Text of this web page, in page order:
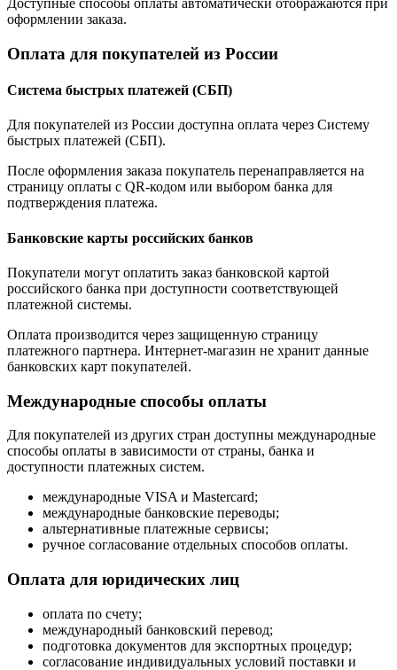
Доступные способы оплаты автоматически отображаются при
оформлении заказа.
Оплата для покупателей из России
Система быстрых платежей (СБП)
Для покупателей из России доступна оплата через Систему
быстрых платежей (СБП).
После оформления заказа покупатель перенаправляется на
страницу оплаты с QR-кодом или выбором банка для
подтверждения платежа.
Банковские карты российских банков
Покупатели могут оплатить заказ банковской картой
российского банка при доступности соответствующей
платежной системы.
Оплата производится через защищенную страницу
платежного партнера. Интернет-магазин не хранит данные
банковских карт покупателей.
Международные способы оплаты
Для покупателей из других стран доступны международные
способы оплаты в зависимости от страны, банка и
доступности платежных систем.
международные VISA и Mastercard;
международные банковские переводы;
альтернативные платежные сервисы;
ручное согласование отдельных способов оплаты.
Оплата для юридических лиц
оплата по счету;
международный банковский перевод;
подготовка документов для экспортных процедур;
согласование индивидуальных условий поставки и